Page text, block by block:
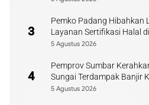
3
Pemko Padang Hibahkan
Layanan Sertifikasi Halal
5 Agustus 2026
4
Pemprov Sumbar
Sungai Terdampak Banjir
5 Agustus 2026